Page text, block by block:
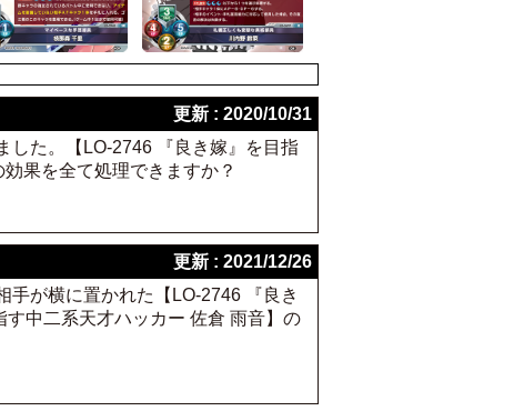
更新 : 2020/10/31
した。【LO-2746 『良き嫁』を目指
果を全て処理できますか？
更新 : 2021/12/26
手が横に置かれた【LO-2746 『良き
中二系天才ハッカー 佐倉 雨音】の